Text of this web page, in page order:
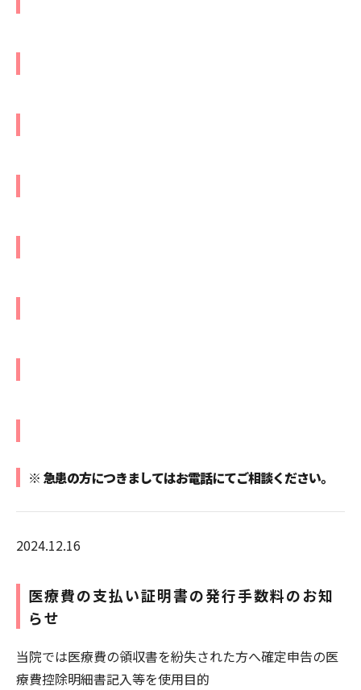
※ 急患の方につきましてはお電話にてご相談ください。
2024.12.16
医療費の支払い証明書の発行手数料のお知
らせ
当院では医療費の領収書を紛失された方へ確定申告の医
療費控除明細書記入等を使用目的